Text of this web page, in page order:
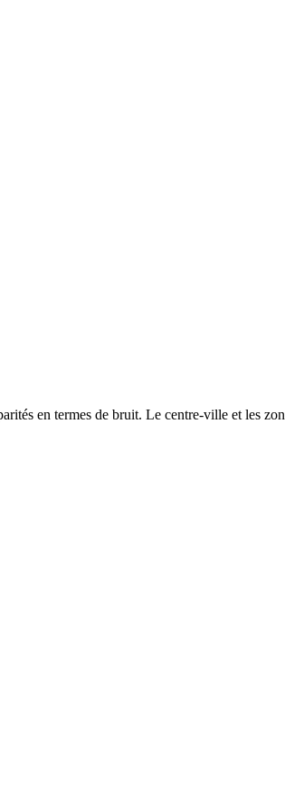
en termes de bruit. Le centre-ville et les